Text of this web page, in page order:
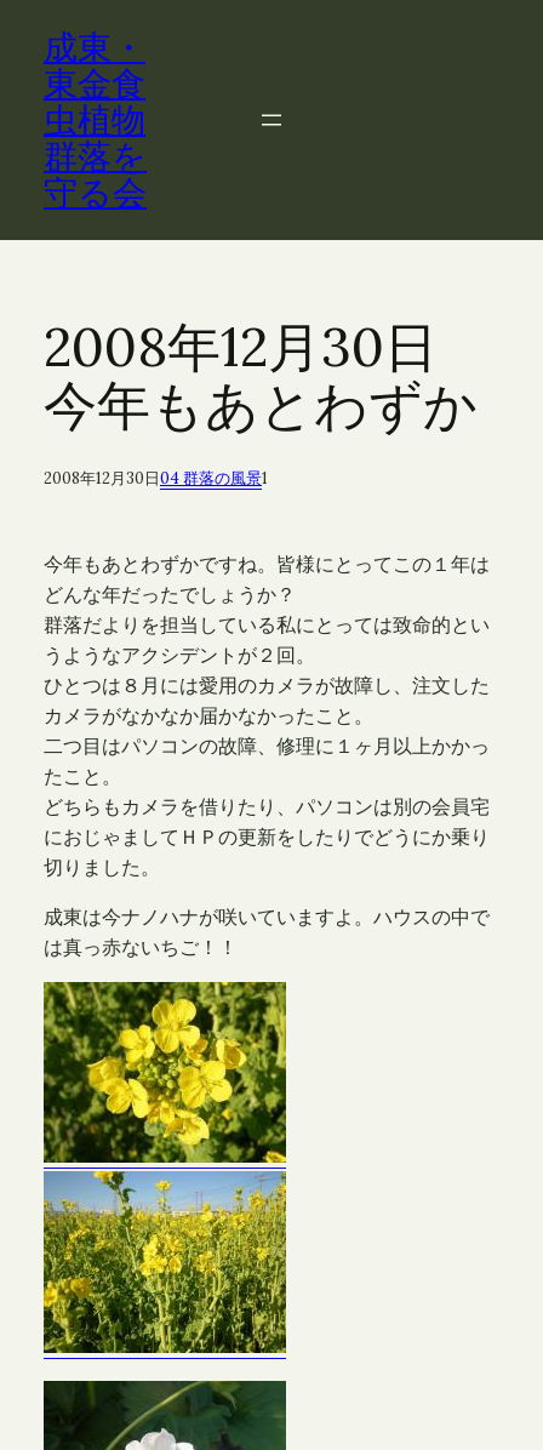
成東・
東金食
虫植物
群落を
守る会
2008年12月30日
今年もあとわずか
2008年12月30日04 群落の風景1
今年もあとわずかですね。皆様にとってこの１年は
どんな年だったでしょうか？
群落だよりを担当している私にとっては致命的とい
うようなアクシデントが２回。
ひとつは８月には愛用のカメラが故障し、注文した
カメラがなかなか届かなかったこと。
二つ目はパソコンの故障、修理に１ヶ月以上かかっ
たこと。
どちらもカメラを借りたり、パソコンは別の会員宅
におじゃましてＨＰの更新をしたりでどうにか乗り
切りました。
成東は今ナノハナが咲いていますよ。ハウスの中で
は真っ赤ないちご！！